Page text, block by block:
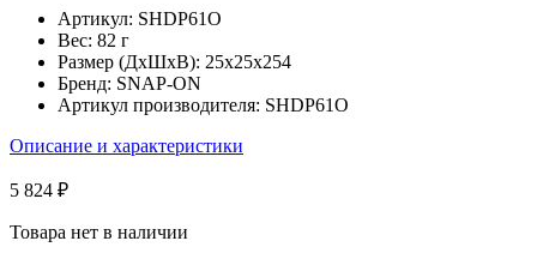
Артикул: SHDP61O
Вес: 82 г
Размер (ДхШхВ): 25x25x254
Бренд: SNAP-ON
Артикул производителя: SHDP61O
Описание и характеристики
5 824 ₽
Товара нет в наличии